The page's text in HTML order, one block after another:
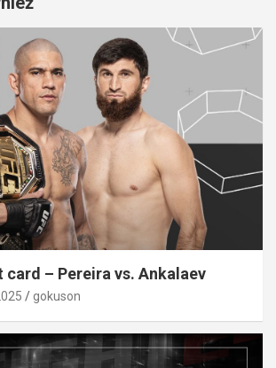
card – Pereira vs. Ankalaev
gokuson